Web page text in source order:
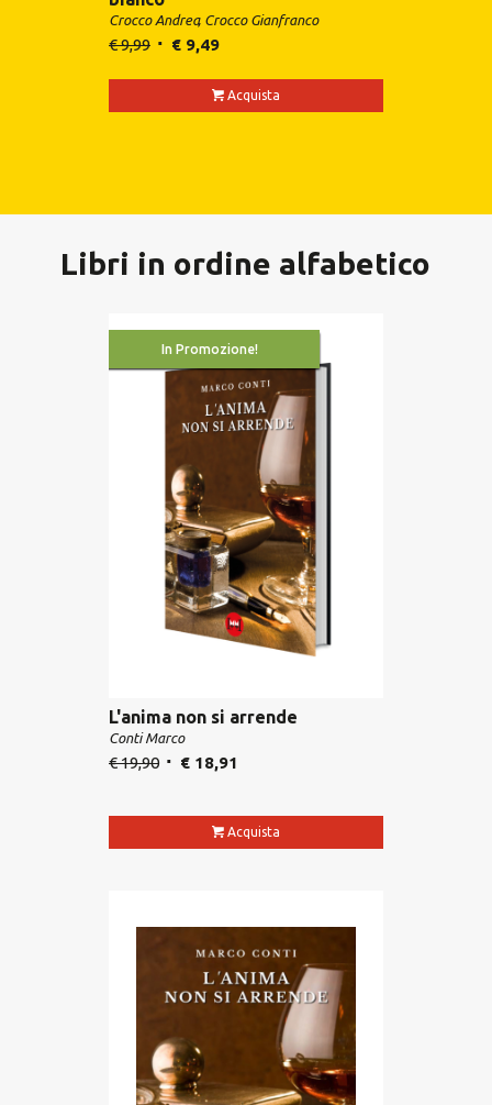
Crocco Andrea Crocco Gianfranco
€9,99 €9,49
Acquista
Libri in ordine alfabetico
In Promozione!
L'anima non si arrende
Conti Marco
€19,90 €18,91
Acquista